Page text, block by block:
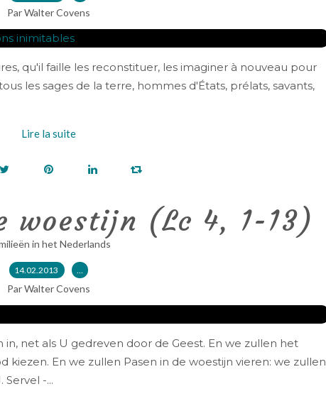
Par Walter Covens
qu'il faille les reconstituer, les imaginer à nouveau pour
les sages de la terre, hommes d'États, prélats, savants,
Lire la suite
woestijn (Lc 4, 1-13)
in het Nederlands
14.02.2013 …
Par Walter Covens
net als U gedreven door de Geest. En we zullen het
kiezen. En we zullen Pasen in de woestijn vieren: we zullen
-...